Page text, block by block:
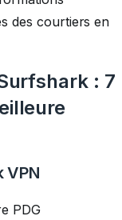
des courtiers en
: 7
VPN
PDG